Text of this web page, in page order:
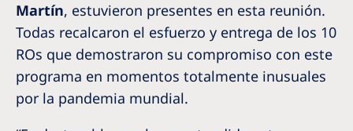
Martín, estuvieron presentes en esta reunión.
Todas recalcaron el esfuerzo y entrega de los 10
ROs que demostraron su compromiso con este
programa en momentos totalmente inusuales
por la pandemia mundial.